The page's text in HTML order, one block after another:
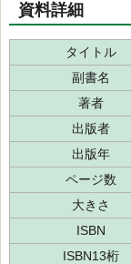
資料詳細
タイトル
副書名
著者
出版者
出版年
ページ数
大きさ
ISBN
ISBN13桁